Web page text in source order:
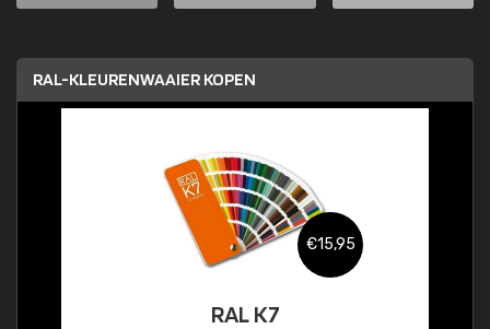
RAL-KLEURENWAAIER KOPEN
€15,95
RAL K7